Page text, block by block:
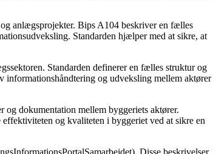
anlægsprojekter. Bips A104 beskriver en fælles
Standarden hjælper med at sikre, at
Standarden definerer en fælles struktur og
informationshåndtering og udveksling mellem aktører
dokumentation mellem byggeriets aktører.
og kvaliteten i byggeriet ved at sikre en
Disse beskrivelser